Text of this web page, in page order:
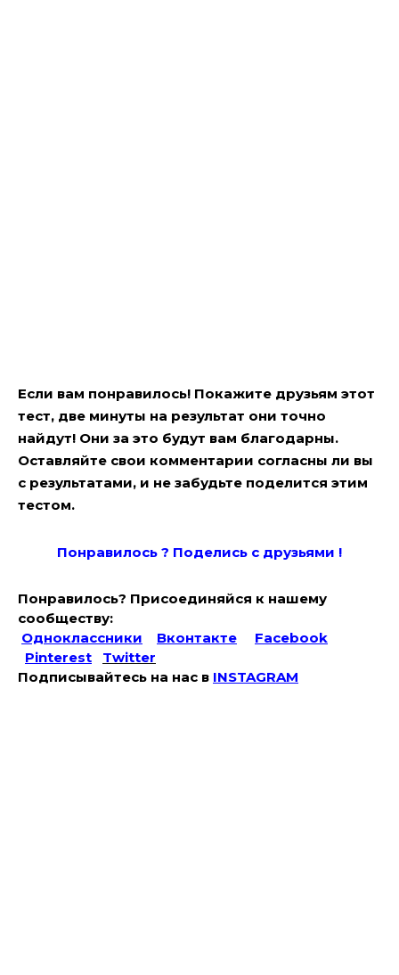
Если вам понравилось! Покажите друзьям этот
тест, две минуты на результат они точно
найдут! Они за это будут вам благодарны.
Оставляйте свои комментарии согласны ли вы
с результатами, и не забудьте поделится этим
тестом.
Понравилось ? Поделись с друзьями !
Понравилось? Присоединяйся к нашему
сообществу:
Одноклассники
Вконтакте
Facebook
Pinterest
Twitter
Подписывайтесь на наc в INSTAGRAM